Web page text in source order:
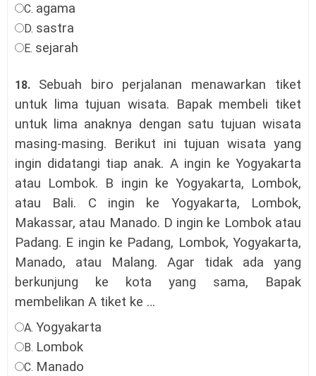
C. agama
D. sastra
E. sejarah
18. Sebuah biro perjalanan menawarkan tiket
untuk lima tujuan wisata. Bapak membeli tiket
untuk lima anaknya dengan satu tujuan wisata
masing-masing. Berikut ini tujuan wisata yang
ingin didatangi tiap anak. A ingin ke Yogyakarta
atau Lombok. B ingin ke Yogyakarta, Lombok,
atau Bali. C ingin ke Yogyakarta, Lombok,
Makassar, atau Manado. D ingin ke Lombok atau
Padang. E ingin ke Padang, Lombok, Yogyakarta,
Manado, atau Malang. Agar tidak ada yang
berkunjung ke kota yang sama, Bapak
membelikan A tiket ke …
A. Yogyakarta
B. Lombok
C. Manado